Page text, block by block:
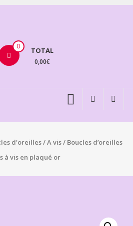
BIJOUX
0 TOTAL
0,00€
d'oreilles/A vis/ Boucles d’oreilles
à vis en plaqué or